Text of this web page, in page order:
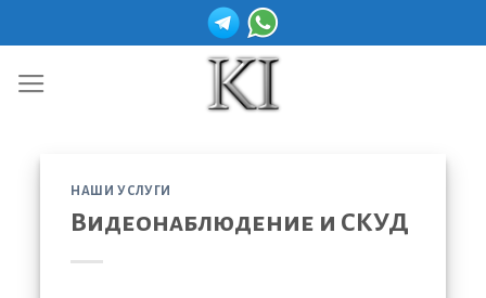
to
content
НАШИ УСЛУГИ
Видеонаблюдение и СКУД